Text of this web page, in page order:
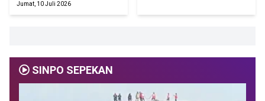
Jumat, 10 Juli 2026
SINPO SEPEKAN